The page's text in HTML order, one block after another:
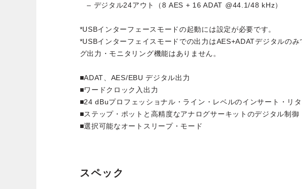
– デジタル24アウト（8 AES + 16 ADAT @44.1/48 kHz）
*USBインターフェースモードの起動には設定が必要です。
*USBインターフェイスモードでの出力はAES+ADATデジタルのみ
グ出力・モニタリング機能はありません。
■ADAT、AES/EBU デジタル出力
■ワードクロック入出力
■24 dBuプロフェッショナル・ライン・レベルのインサート・リ
■ステップ・ポットと高精度なアナログサーキットのデジタル制御
■選択可能なオートスリープ・モード
スペック